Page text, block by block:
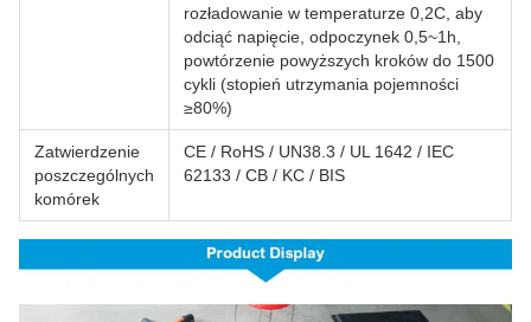
rozładowanie w temperaturze 0,2C, aby
odciąć napięcie, odpoczynek 0,5~1h,
powtórzenie powyższych kroków do 1500
cykli (stopień utrzymania pojemności
≥80%)
Zatwierdzenie
poszczególnych
komórek
CE / RoHS / UN38.3 / UL 1642 / IEC
62133 / CB / KC / BIS